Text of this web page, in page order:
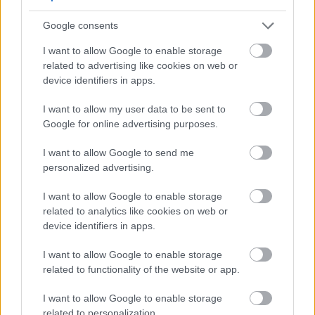
Google consents
I want to allow Google to enable storage
related to advertising like cookies on web or
device identifiers in apps.
I want to allow my user data to be sent to
Google for online advertising purposes.
I want to allow Google to send me
personalized advertising.
I want to allow Google to enable storage
related to analytics like cookies on web or
device identifiers in apps.
I want to allow Google to enable storage
related to functionality of the website or app.
I want to allow Google to enable storage
related to personalization.
domoch sa vyhodnocujú ceny stavebných prác a
materiálov.
Mierne iná situácia panuje pri parciálnych škodách, kde
poisťovňa skúma hodnotu nehnuteľnosti. V prípade bytu
ide o jeho trhovú cenu a v prípade domu alebo chaty o
cenu, za ktorú by ich bolo možné postaviť.
nehnuteľnosti väčší ako 20 %, môže poisťovňa pristúpiť
ku kráteniu. Ak je nehnuteľnosť v hodnote 150 000 €
poistená na 100 000 €, teda o tretinu nižšie a príde ku
čiastočnej škode za 6 000 €, poisťovňa môže skrátiť
Takéto prípady nie sú však v praxi často zastúpené a ku